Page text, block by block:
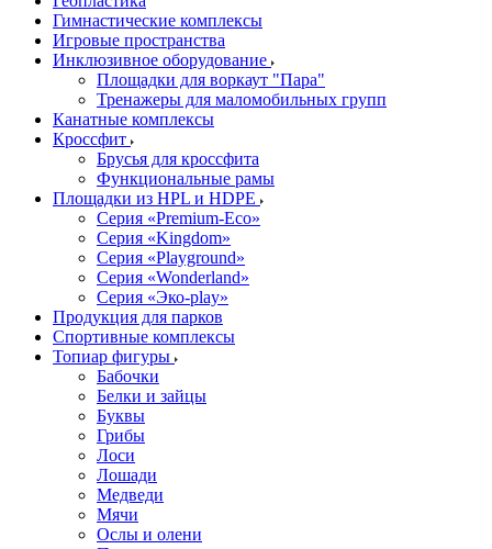
Гимнастические комплексы
Игровые пространства
Инклюзивное оборудование
Площадки для воркаут "Пара"
Тренажеры для маломобильных групп
Канатные комплексы
Кроссфит
Брусья для кроссфита
Функциональные рамы
Площадки из HPL и HDPE
Серия «Premium-Eco»
Серия «Kingdom»
Серия «Playground»
Серия «Wonderland»
Серия «Эко-play»
Продукция для парков
Спортивные комплексы
Топиар фигуры
Бабочки
Белки и зайцы
Буквы
Грибы
Лоси
Лошади
Медведи
Мячи
Ослы и олени